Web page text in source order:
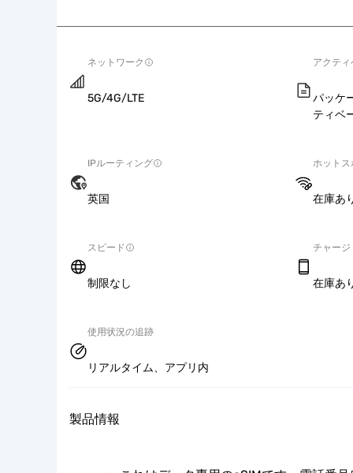
ネットワーク
5G/4G/LTE
アクテ
パッケ
ティベ
IPルーティング
英国
ホットス
在庫あ
スピード
制限なし
チャージ
在庫あ
使用状況の追跡
リアルタイム、アプリ内
製品情報